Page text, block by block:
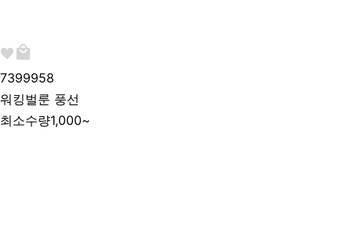
7399958
워킹벌룬 풍선
최소수량1,000~